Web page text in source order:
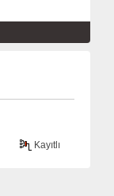
Kayıtlı